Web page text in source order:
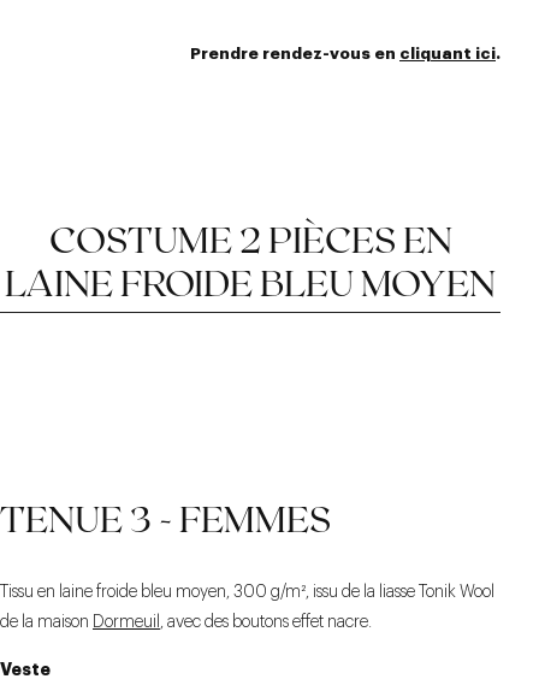
Prendre rendez-vous en cliquant ici.
COSTUME 2 PIÈCES EN
LAINE FROIDE BLEU MOYEN
CRAN DROIT À
ENTOILÉ
TENUE 3 - FEMMES
Tissu en laine froide bleu moyen, 300 g/m², issu de la liasse Tonik Wool
de la maison Dormeuil , avec des boutons effet nacre.
Veste